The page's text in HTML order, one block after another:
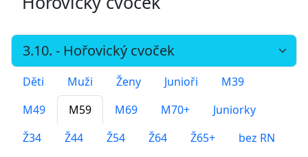
Děti Muži Ženy Junioři
M39
M49
M59 M69 M70+
Juniorky
Ž34
Ž44 Ž54 Ž64 Ž65+
bez RN